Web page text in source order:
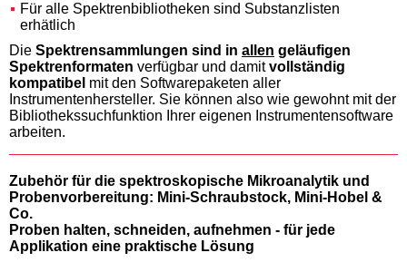
Für alle Spektrenbibliotheken sind Substanzlisten
erhätlich
Die Spektrensammlungen sind in allen geläufigen
Spektrenformaten verfügbar und damitvollständig
kompatibel mit den Softwarepaketen aller
Instrumentenhersteller. Sie können also wie gewohnt mit der
Bibliothekssuchfunktion Ihrer eigenen Instrumentensoftware
arbeiten.
Zubehör für die spektroskopische Mikroanalytik und
Probenvorbereitung: Mini-Schraubstock, Mini-Hobel &
Co.
Proben halten, schneiden, aufnehmen - für jede
Applikation eine praktische Lösung